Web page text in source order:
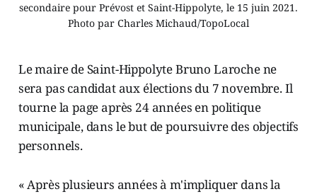
secondaire pour Prévost et Saint-Hippolyte, le 15 juin 2021.
Photo par Charles Michaud/TopoLocal
Le maire de Saint-Hippolyte Bruno Laroche ne
sera pas candidat aux élections du 7 novembre. Il
tourne la page après 24 années en politique
municipale, dans le but de poursuivre des objectifs
personnels.
« Après plusieurs années à m'impliquer dans la